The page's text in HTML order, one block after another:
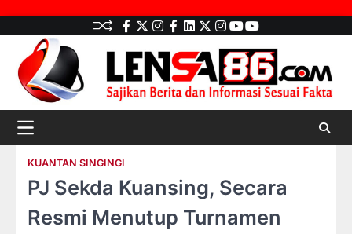
content
facebook
Twitter
instagram
Facebook
LinkedIn
twitter
Instagram
youtube
youtube
KUANTAN SINGINGI
PJ Sekda Kuansing, Secara
Resmi Menutup Turnamen